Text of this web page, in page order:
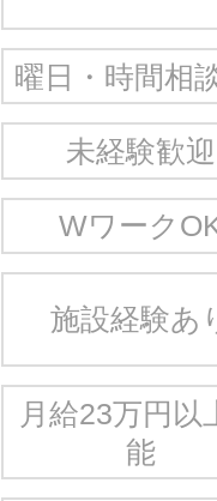
曜日・時間相
未経験歓迎
Wワーク
施設経験あ
月給23万円以
能